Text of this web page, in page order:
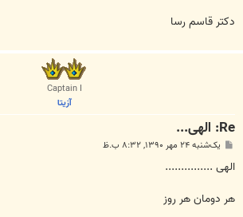
دکتر قاسم رسا
Captain I
آزیتا
Re: الهی...
پ
ت
یک‌شنبه ۲۴ مهر ۱۳۹۰, ۸:۳۲ ب.ظ
الهی ...............
هر دومان هر روز